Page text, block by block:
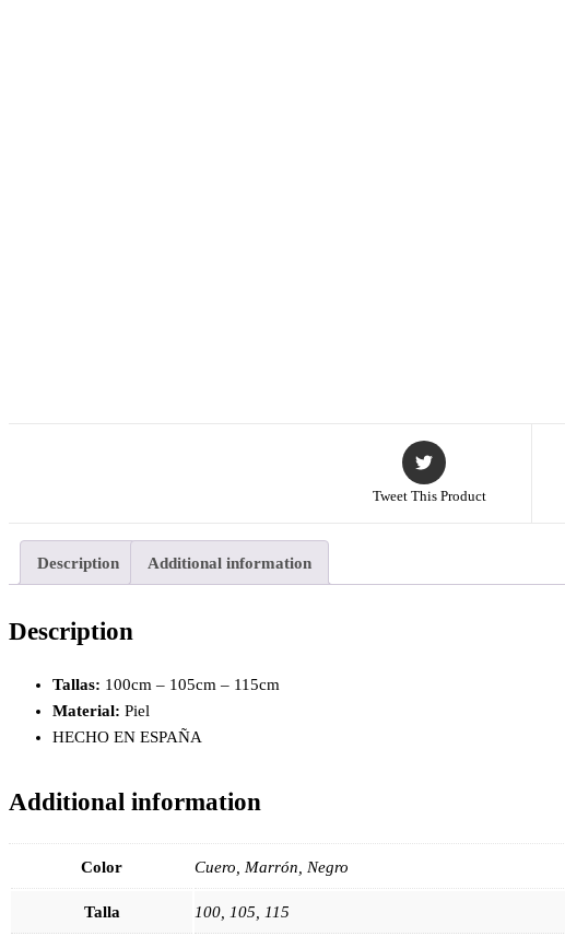
Tweet This Product
Description Additional information
Description
Tallas: 100cm – 105cm – 115cm
Material: Piel
HECHO EN ESPAÑA
Additional information
Color Cuero, Marrón, Negro
Talla 100, 105, 115